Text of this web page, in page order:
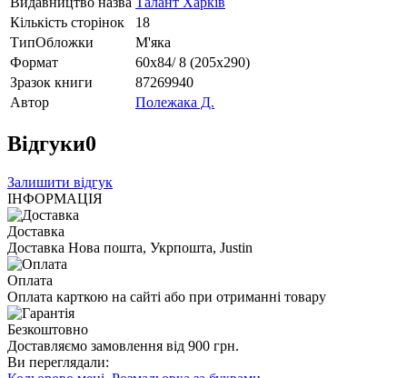
Кількість сторінок
18
ТипОбложки
М'яка
Формат
60х84/ 8 (205х290)
Зразок книги
87269940
Автор
Полежака Д.
Відгуки0
Залишити відгук
ІНФОРМАЦІЯ
Доставка
Доставка Нова пошта, Укрпошта, Justin
Оплата
Оплата карткою на сайті або при отриманні товару
Безкоштовно
Доставляємо замовлення від 900 грн.
Ви переглядали: